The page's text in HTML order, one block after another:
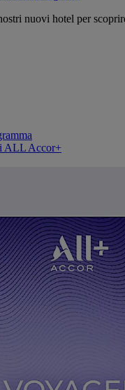
nuovi hotel per
ALL Accor+